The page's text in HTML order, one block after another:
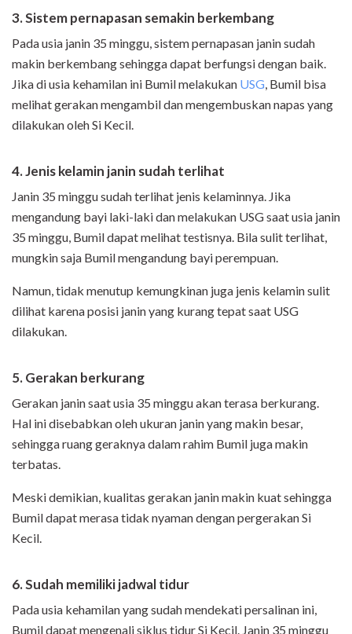
3. Sistem pernapasan semakin berkembang
Pada usia janin 35 minggu, sistem pernapasan janin sudah
makin berkembang sehingga dapat berfungsi dengan baik.
Jika di usia kehamilan ini Bumil melakukan USG, Bumil bisa
melihat gerakan mengambil dan mengembuskan napas yang
dilakukan oleh Si Kecil.
4. Jenis kelamin janin sudah terlihat
Janin 35 minggu sudah terlihat jenis kelaminnya. Jika
mengandung bayi laki-laki dan melakukan USG saat usia janin
35 minggu, Bumil dapat melihat testisnya. Bila sulit terlihat,
mungkin saja Bumil mengandung bayi perempuan.
Namun, tidak menutup kemungkinan juga jenis kelamin sulit
dilihat karena posisi janin yang kurang tepat saat USG
dilakukan.
5. Gerakan berkurang
Gerakan janin saat usia 35 minggu akan terasa berkurang.
Hal ini disebabkan oleh ukuran janin yang makin besar,
sehingga ruang geraknya dalam rahim Bumil juga makin
terbatas.
Meski demikian, kualitas gerakan janin makin kuat sehingga
Bumil dapat merasa tidak nyaman dengan pergerakan Si
Kecil.
6. Sudah memiliki jadwal tidur
Pada usia kehamilan yang sudah mendekati persalinan ini,
Bumil dapat mengenali siklus tidur Si Kecil. Janin 35 minggu